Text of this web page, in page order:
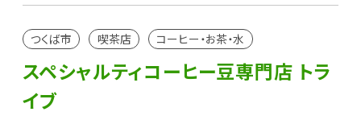
つくば市 喫茶店 コーヒー・お茶・水
スペシャルティコーヒー豆専門店 トラ
イブ